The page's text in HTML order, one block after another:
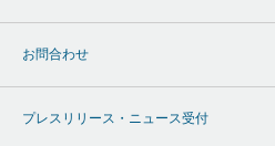
お問合わせ
プレスリリース・ニュース受付